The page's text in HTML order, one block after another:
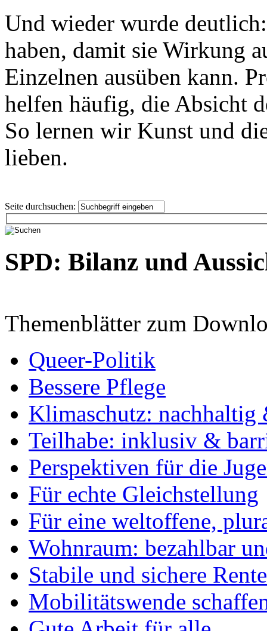
Und wieder wurde
haben, damit sie Wirkung
Einzelnen ausüben kann.
helfen häufig, die Absicht
So lernen wir Kunst und
lieben.
Seite durchsuchen:
SPD: Bilanz und
Themenblätter zum
Queer-Politik
Bessere Pflege
Klimaschutz: nachhaltig
Teilhabe: inklusiv &
Perspektiven für die
Für echte Gleichstellung
Für eine weltoffene,
Wohnraum: bezahlbar
Stabile und sichere
Mobilitätswende